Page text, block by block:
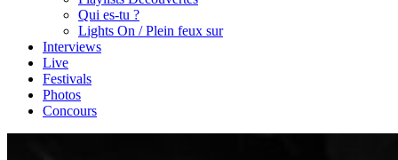
Qui es-tu ?
Lights On / Plein feux sur
Interviews
Live
Festivals
Photos
Concours